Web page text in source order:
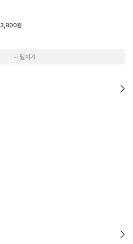
3,800원
··· 펼치기